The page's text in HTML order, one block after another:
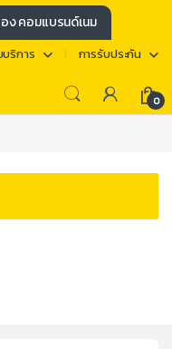
ง คอมแบรนด์เนม
บริการ การรับประกัน
0